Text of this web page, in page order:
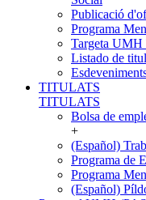
Publicació
Programa
Targeta UMH
Listado de
TITULATS
TITULATS
Bolsa de
+
(Español)
Programa de
Programa
(Español)